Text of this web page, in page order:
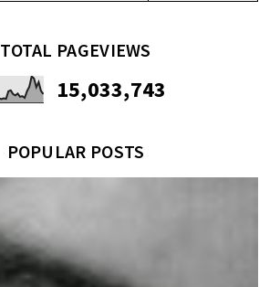
TOTAL PAGEVIEWS
15,033,743
POPULAR POSTS